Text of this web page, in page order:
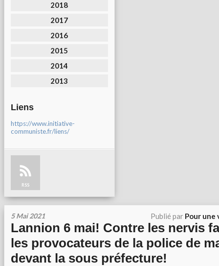
2018
2017
2016
2015
2014
2013
Liens
https://www.initiative-
communiste.fr/liens/
RSS
5 Mai 2021 Publié par Pour une
Lannion 6 mai! Contre les nervis
les provocateurs de la police de
devant la sous préfecture!